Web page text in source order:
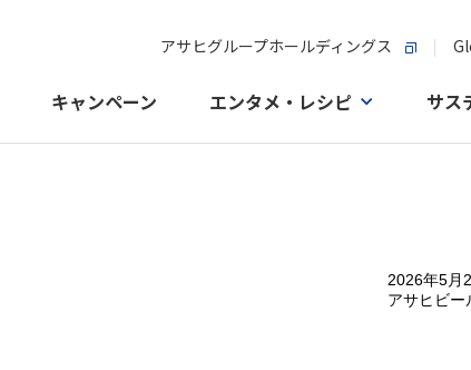
アサヒグループホールディングス
キャンペーン エンタメ・レシピ サス
2026年5月
アサヒビー